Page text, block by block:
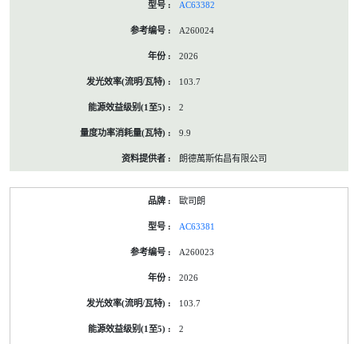
AC63382
A260024
2026
103.7
2
9.9
朗德萬斯佑昌有限公司
歐司朗
AC63381
A260023
2026
103.7
2